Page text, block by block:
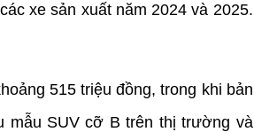
xe sản xuất năm 2024 và 2025.
515 triệu đồng, trong khi bản
mẫu SUV cỡ B trên thị trường và